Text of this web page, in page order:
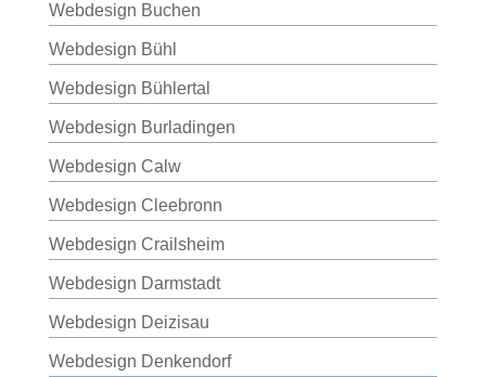
Webdesign Buchen
Webdesign Bühl
Webdesign Bühlertal
Webdesign Burladingen
Webdesign Calw
Webdesign Cleebronn
Webdesign Crailsheim
Webdesign Darmstadt
Webdesign Deizisau
Webdesign Denkendorf